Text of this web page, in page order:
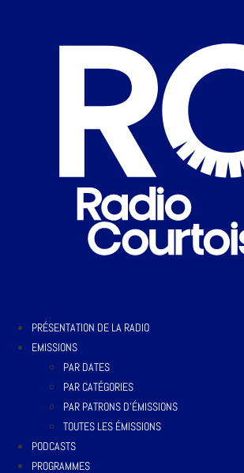
PRÉSENTATION DE LA RADIO
EMISSIONS
PAR DATES
PAR CATÉGORIES
PAR PATRONS D’ÉMISSIONS
TOUTES LES ÉMISSIONS
PODCASTS
PROGRAMMES